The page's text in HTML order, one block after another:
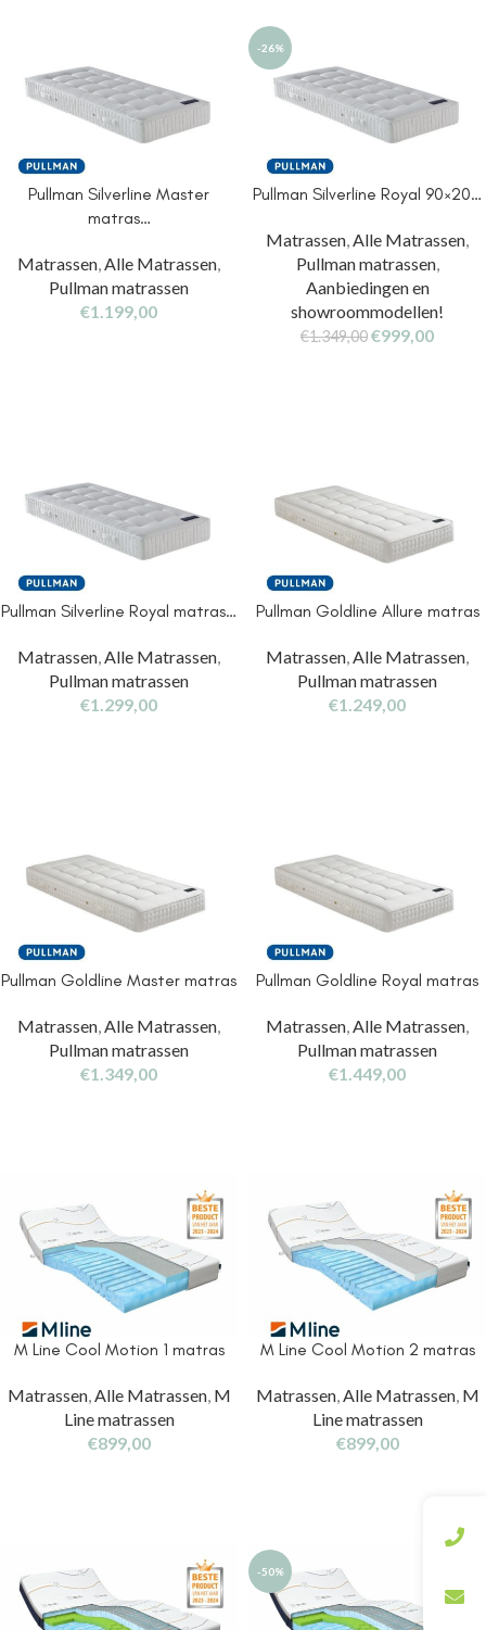
Pullman Silverline Master
matras…
Matrassen,Alle Matrassen,
Pullman matrassen
€1.199,00
-26%
Pullman Silverline Royal 90×20…
Matrassen,Alle Matrassen,
Pullman matrassen,
Aanbiedingen en
showroommodellen!
€1.349,00€999,00
Pullman Silverline Royal matras…
Matrassen,Alle Matrassen,
Pullman matrassen
€1.299,00
Pullman Goldline Allure matras
Matrassen,Alle Matrassen,
Pullman matrassen
€1.249,00
Pullman Goldline Master matras
Matrassen,Alle Matrassen,
Pullman matrassen
€1.349,00
Pullman Goldline Royal matras
Matrassen,Alle Matrassen,
Pullman matrassen
€1.449,00
M Line Cool Motion 1 matras
Matrassen, Alle Matrassen, M
Line matrassen
€899,00
M Line Cool Motion 2 matras
Matrassen, Alle Matrassen, M
Line matrassen
€899,00
-50%